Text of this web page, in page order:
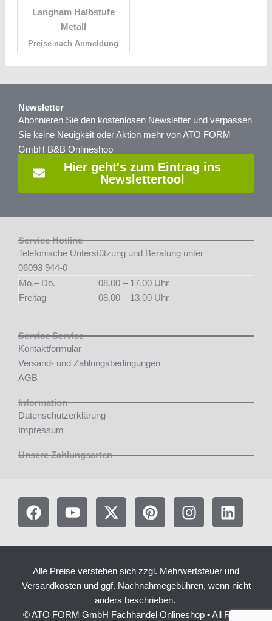
Langham Halbstufe
Metall
Preise nach Anmeldung
Newsletter
Abonnieren Sie den kostenlosen Newsletter und verpassen
Sie keine Neuigkeit oder Aktion mehr von ATO FORM
GmbH B&B Onlineshop
Hier geht's zum Eintrag ins
Newslettertool
Service Hotline
Telefonische Unterstützung und Beratung unter
06093 944-0
Mo.– Do.
08.00 – 17.00 Uhr
Freitag
08.00 – 13.00 Uhr
Service Service
Kontaktformular
Versand- und Zahlungsbedingungen
AGB
Information
Datenschutzerklärung
Impressum
Unsere Zahlungsarten
F
a
e
b
o
k
Y
o
t
b
X
-
w
t
t
e
P
i
t
e
r
e
s
I
n
t
a
g
a
L
i
k
d
n
Alle Preise verstehen sich zzgl. Mehrwertsteuer und
Versandkosten und ggf. Nachnahmegebühren, wenn nicht
anders beschrieben.
© ATO FORM GmbH Fachhandel Onlineshop • All Rights